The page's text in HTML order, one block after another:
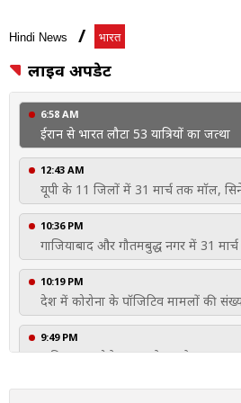
Hindi News भारत
लाइव अपडेट
6:58 AM
ईरान से भारत लौटा 53 यात्रियों का जत्था
12:43 AM
यूपी के 11 जिलों में 31 मार्च तक मॉल,
10:36 PM
गाजियाबाद और गौतमबुद्ध नगर में 31
10:19 PM
देश में कोरोना के पॉजिटिव मामलों की
9:49 PM
अमित शाह बोले- भारत ने 'वसुधैव
9:39 PM